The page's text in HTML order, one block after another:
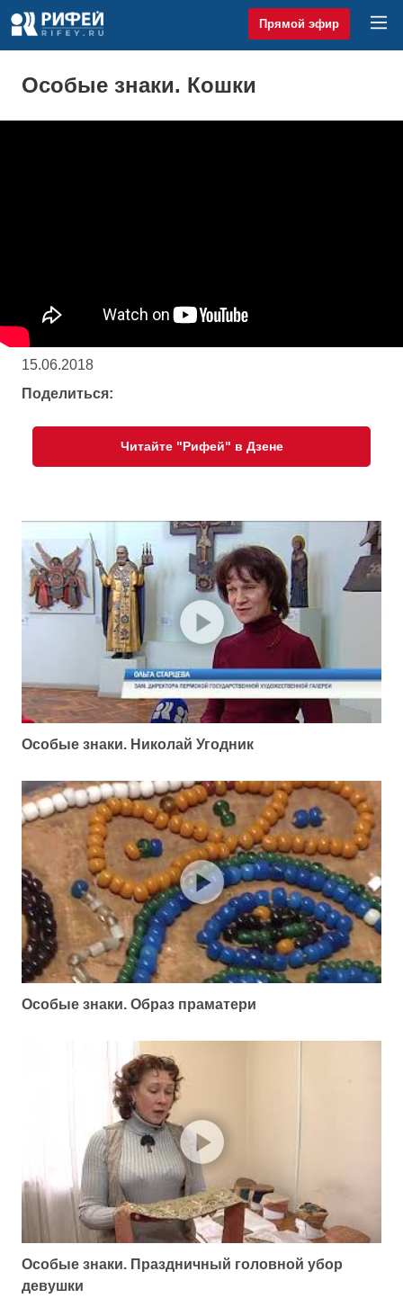
Прямой эфир
Особые знаки. Кошки
15.06.2018
Поделиться:
Читайте "Рифей" в Дзене
Особые знаки. Николай Угодник
Особые знаки. Образ праматери
Особые знаки. Праздничный головной убор
девушки